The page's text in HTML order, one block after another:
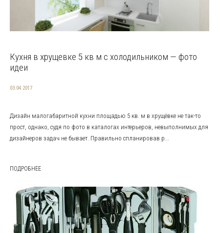
Кухня в хрущевке 5 кв м с холодильником — фото
идеи
03.04.2017
Дизайн малогабаритной кухни площадью 5 кв. м в хрущёвке не так-то
прост, однако, судя по фото в каталогах интерьеров, невыполнимых для
дизайнеров задач не бывает. Правильно спланировав р...
ПОДРОБНЕЕ